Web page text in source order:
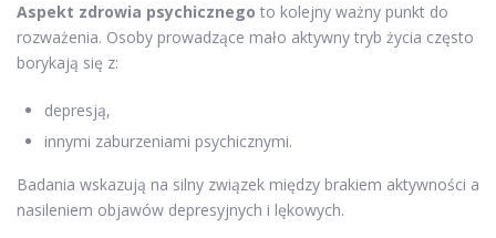
Aspekt zdrowia psychicznego to kolejny ważny punkt do
rozważenia. Osoby prowadzące mało aktywny tryb życia często
borykają się z:
depresją,
innymi zaburzeniami psychicznymi.
Badania wskazują na silny związek między brakiem aktywności a
nasileniem objawów depresyjnych i lękowych.